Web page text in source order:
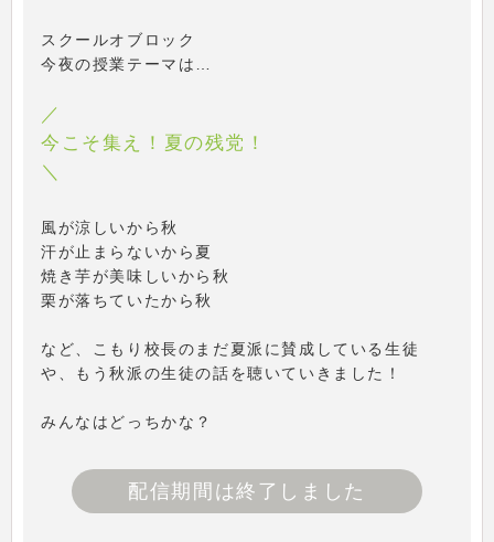
スクールオブロック
今夜の授業テーマは…
／
今こそ集え！夏の残党！
＼
風が涼しいから秋
汗が止まらないから夏
焼き芋が美味しいから秋
栗が落ちていたから秋
など、こもり校長のまだ夏派に賛成している生徒
や、もう秋派の生徒の話を聴いていきました！
みんなはどっちかな？
配信期間は終了しました